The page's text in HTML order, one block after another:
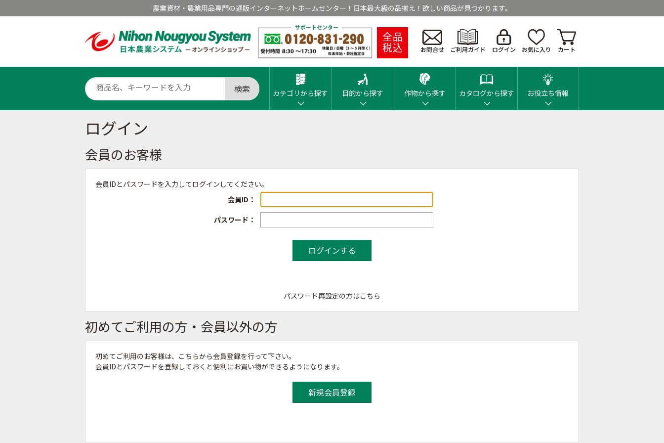
農業資材・農業用品専門の通販インターネットホームセンター！日本最大級の品揃え！欲しい商品が見つかります。
全品
税込 お問合せ ご利用ガイド ログイン お気に入り カート
検索 カテゴリから探す 目的から探す 作物から探す カタログから探す お役立ち情報
ログイン
会員のお客様
会員IDとパスワードを入力してログインしてください。
会員ID：
パスワード：
パスワード再設定の方はこちら
初めてご利用の方・会員以外の方
初めてご利用のお客様は、こちらから会員登録を行って下さい。
会員IDとパスワードを登録しておくと便利にお買い物ができるようになります。